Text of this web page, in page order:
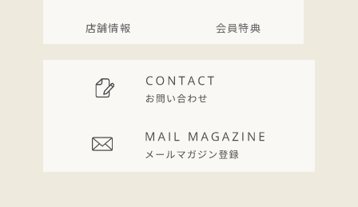
店舗情報 会員特典